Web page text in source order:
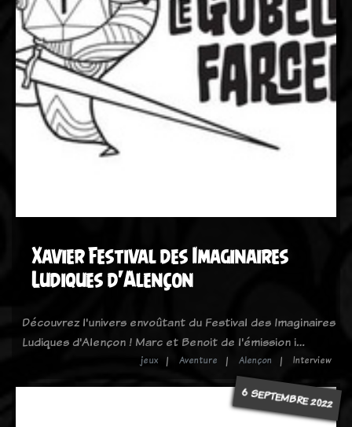
Xavier Festival des Imaginaires
Ludiques d'Alençon
Découvrez l'univers envoûtant du Festival des Imaginaires
Ludiques d'Alençon ! Marc et Benoit de l'émission i…
jeux Aventure Alençon Interview
6 SEPTEMBRE 2022